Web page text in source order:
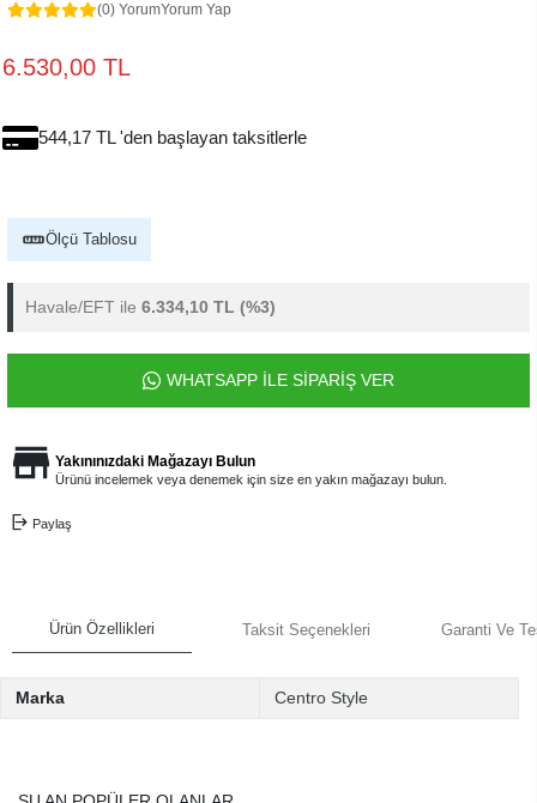
(0) YorumYorum Yap
6.530,00 TL
544,17 TL 'den başlayan taksitlerle
Ölçü Tablosu
Havale/EFT ile 6.334,10 TL (%3)
WHATSAPP İLE SİPARİŞ VER
Yakınınızdaki Mağazayı Bulun
Ürünü incelemek veya denemek için size en yakın mağazayı bulun.
Paylaş
Ürün Özellikleri Taksit Seçenekleri Garanti Ve
Marka Centro Style